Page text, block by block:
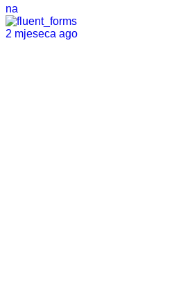
na
2 mjeseca ago